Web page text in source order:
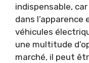
indispensable,
dans
véhicules
une multitude
marché, il peut